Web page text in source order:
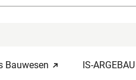
Bauwesen IS-ARGEBAU